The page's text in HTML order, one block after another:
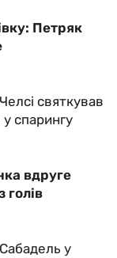
Петряк
святкував
спарингу
вдруге
голів
у